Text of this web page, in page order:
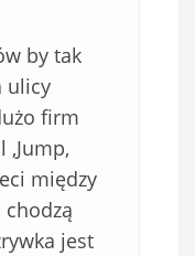
by tak
ulicy
firm
,Jump,
między
jest